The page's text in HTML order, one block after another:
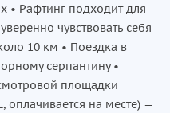
• Рафтинг подходит для
чувствовать себя
10 км • Поездка в
серпантину •
площадки
оплачивается на месте) —